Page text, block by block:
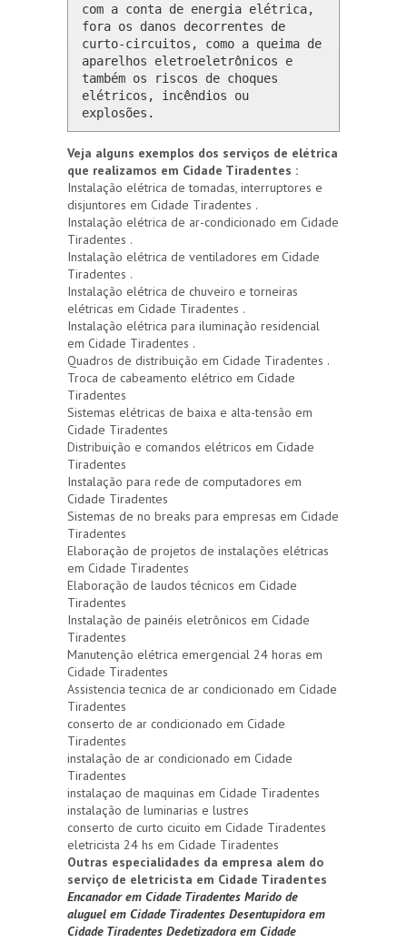
com a conta de energia elétrica,
fora os danos decorrentes de
curto-circuitos, como a queima de
aparelhos eletroeletrônicos e
também os riscos de choques
elétricos, incêndios ou
explosões.
Veja alguns exemplos dos serviços de elétrica
que realizamos em Cidade Tiradentes :
Instalação elétrica de tomadas, interruptores e
disjuntores em Cidade Tiradentes .
Instalação elétrica de ar-condicionado em Cidade
Tiradentes .
Instalação elétrica de ventiladores em Cidade
Tiradentes .
Instalação elétrica de chuveiro e torneiras
elétricas em Cidade Tiradentes .
Instalação elétrica para iluminação residencial
em Cidade Tiradentes .
Quadros de distribuição em Cidade Tiradentes .
Troca de cabeamento elétrico em Cidade
Tiradentes
Sistemas elétricas de baixa e alta-tensão em
Cidade Tiradentes
Distribuição e comandos elétricos em Cidade
Tiradentes
Instalação para rede de computadores em
Cidade Tiradentes
Sistemas de no breaks para empresas em Cidade
Tiradentes
Elaboração de projetos de instalações elétricas
em Cidade Tiradentes
Elaboração de laudos técnicos em Cidade
Tiradentes
Instalação de painéis eletrônicos em Cidade
Tiradentes
Manutenção elétrica emergencial 24 horas em
Cidade Tiradentes
Assistencia tecnica de ar condicionado em Cidade
Tiradentes
conserto de ar condicionado em Cidade
Tiradentes
instalação de ar condicionado em Cidade
Tiradentes
instalaçao de maquinas em Cidade Tiradentes
instalação de luminarias e lustres
conserto de curto cicuito em Cidade Tiradentes
eletricista 24 hs em Cidade Tiradentes
Outras especialidades da empresa alem do
serviço de eletricista em Cidade Tiradentes
Encanador em Cidade Tiradentes Marido de
aluguel em Cidade Tiradentes Desentupidora em
Cidade Tiradentes Dedetizadora em Cidade